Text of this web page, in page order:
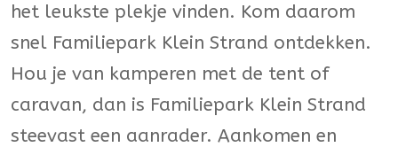
het leukste plekje vinden. Kom daarom
snel Familiepark Klein Strand ontdekken.
Hou je van kamperen met de tent of
caravan, dan is Familiepark Klein Strand
steevast een aanrader. Aankomen en